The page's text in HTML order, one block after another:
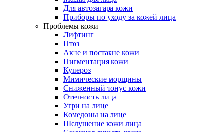
Для автозагара кожи
Приборы по уходу за кожей лица
Проблемы кожи
Лифтинг
Птоз
Акне и постакне кожи
Пигментация кожи
Купероз
Мимические морщины
Сниженный тонус кожи
Отечность лица
Угри на лице
Комедоны на лице
Шелушение кожи лица